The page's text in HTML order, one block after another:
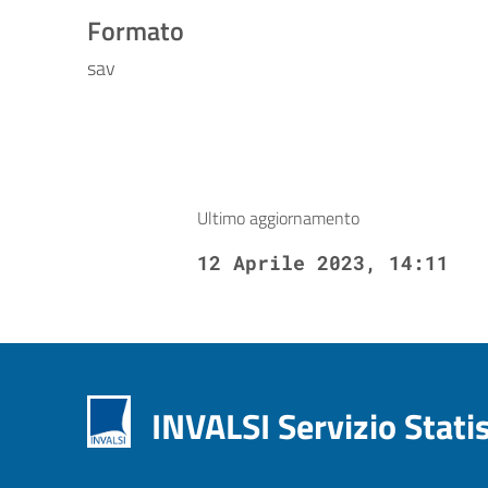
Formato
sav
Ultimo aggiornamento
12 Aprile 2023, 14:11
INVALSI Servizio